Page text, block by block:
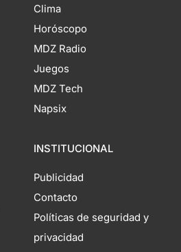
Clima
Horóscopo
MDZ Radio
Juegos
MDZ Tech
Napsix
INSTITUCIONAL
Publicidad
Contacto
Políticas de seguridad y
privacidad